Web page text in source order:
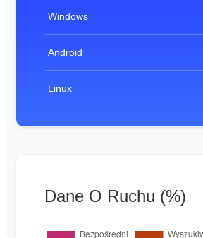
Windows
Android
Linux
Dane O Ruchu (%)